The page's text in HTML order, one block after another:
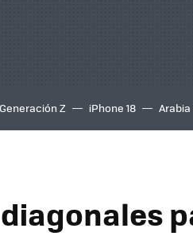
Generación Z iPhone 18